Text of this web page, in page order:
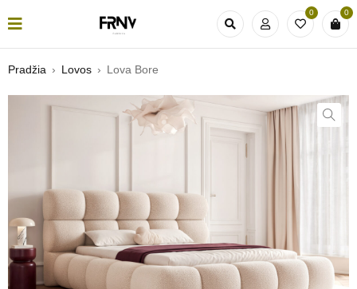
0 0
Pradžia › Lovos › Lova Bore